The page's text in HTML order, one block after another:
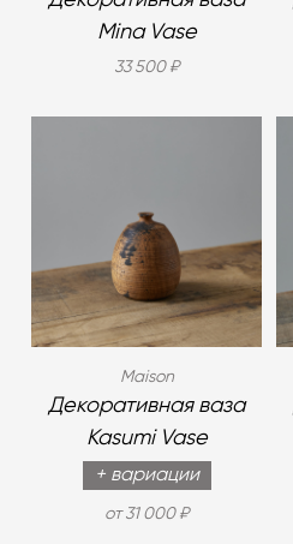
Mina Vase
33 500 ₽
Maison
Декоративная ваза
Kasumi Vase
+ вариации
от 31 000 ₽